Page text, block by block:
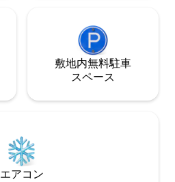
敷地内無料駐⁠車
ス⁠ペ⁠ー⁠ス
エアコン